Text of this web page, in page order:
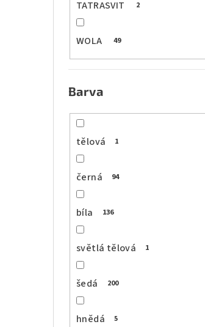
TATRASVIT 2
WOLA 49
Barva
tělová 1
černá 94
bíla 136
světlá tělová 1
šedá 200
hnědá 5